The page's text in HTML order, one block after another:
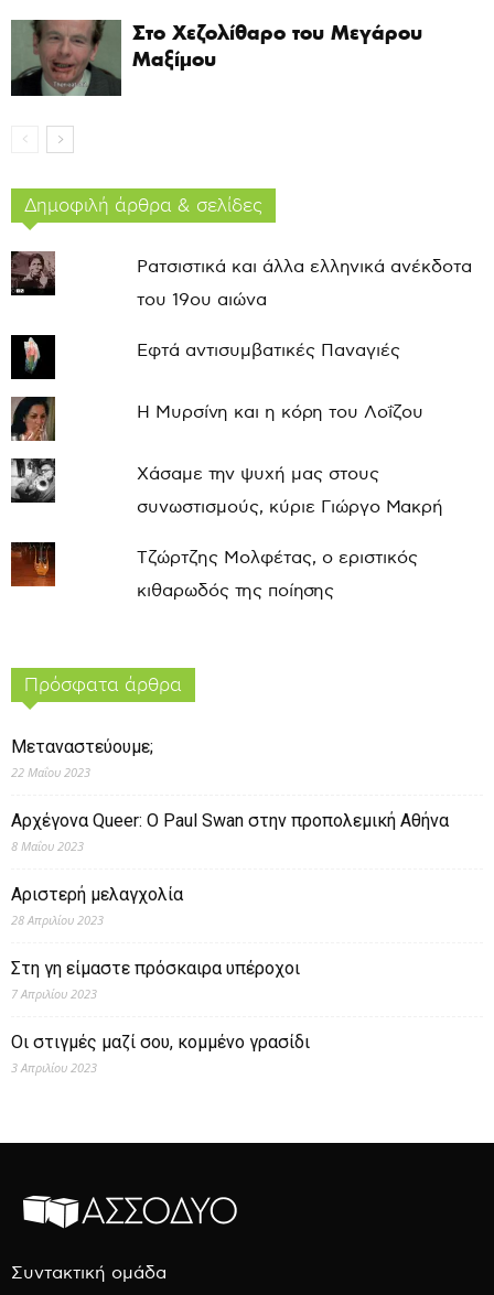
Στο Χεζολίθαρο του Μεγάρου
Μαξίμου
Δημοφιλή άρθρα & σελίδες
Ρατσιστικά και άλλα ελληνικά ανέκδοτα
του 19ου αιώνα
Εφτά αντισυμβατικές Παναγιές
Η Μυρσίνη και η κόρη του Λοΐζου
Χάσαμε την ψυχή μας στους
συνωστισμούς, κύριε Γιώργο Μακρή
Τζώρτζης Μολφέτας, ο εριστικός
κιθαρωδός της ποίησης
Πρόσφατα άρθρα
Μεταναστεύουμε;
22 Μαΐου 2023
Αρχέγονα Queer: O Paul Swan στην προπολεμική Αθήνα
8 Μαΐου 2023
Αριστερή μελαγχολία
28 Απριλίου 2023
Στη γη είμαστε πρόσκαιρα υπέροχοι
7 Απριλίου 2023
Οι στιγμές μαζί σου, κομμένο γρασίδι
3 Απριλίου 2023
Συντακτική ομάδα